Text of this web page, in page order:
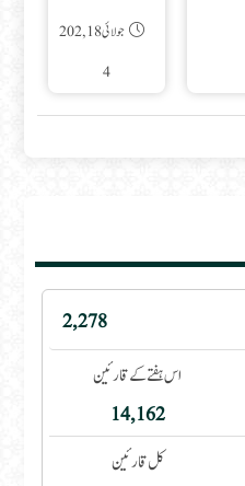
جولائی 18, 202
4
2,278
اس ہفتے کے قارئین
14,162
کل قارئین